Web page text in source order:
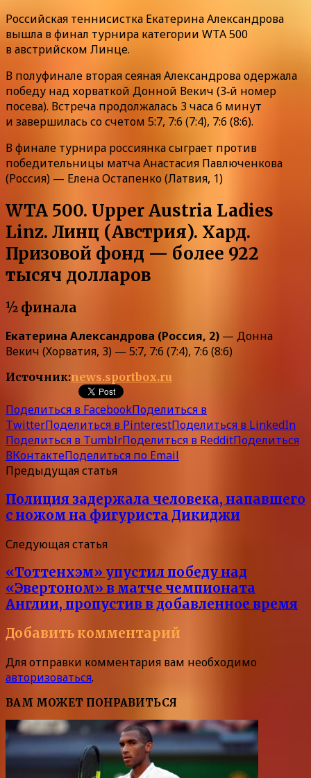
Российская теннисистка Екатерина Александрова
вышла в финал турнира категории WTA 500
в австрийском Линце.
В полуфинале вторая сеяная Александрова одержала
победу над хорваткой Донной Векич (3‑й номер
посева). Встреча продолжалась 3 часа 6 минут
и завершилась со счетом 5:7, 7:6 (7:4), 7:6 (8:6).
В финале турнира россиянка сыграет против
победительницы матча Анастасия Павлюченкова
(Россия) — Елена Остапенко (Латвия, 1)
WTA 500. Upper Austria Ladies
Linz. Линц (Австрия). Хард.
Призовой фонд — более 922
тысяч долларов
½ финала
Екатерина Александрова (Россия, 2) — Донна
Векич (Хорватия, 3) — 5:7, 7:6 (7:4), 7:6 (8:6)
Источник:news.sportbox.ru
Поделиться в FacebookПоделиться в
TwitterПоделиться в PinterestПоделиться в LinkedIn
Поделиться в TumblrПоделиться в RedditПоделиться
ВКонтактеПоделиться по Email
Предыдущая статья
Полиция задержала человека, напавшего
с ножом на фигуриста Дикиджи
Следующая статья
«Тоттенхэм» упустил победу над
«Эвертоном» в матче чемпионата
Англии, пропустив в добавленное время
Добавить комментарий
Для отправки комментария вам необходимо
авторизоваться.
ВАМ МОЖЕТ ПОНРАВИТЬСЯ